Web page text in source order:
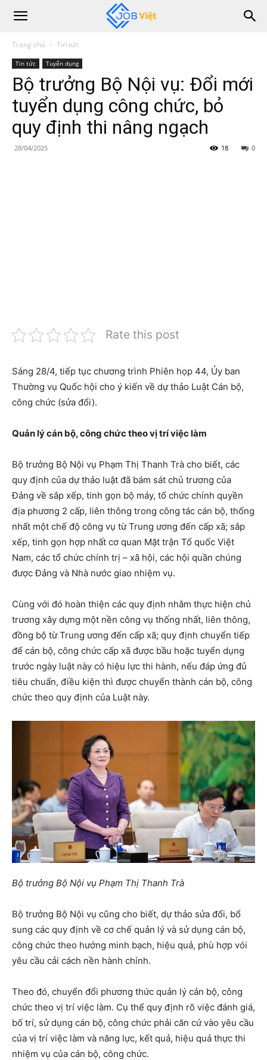
Trang chủ Tin tức
Tin tức Tuyển dụng
Bộ trưởng Bộ Nội vụ: Đổi mới
tuyển dụng công chức, bỏ
quy định thi nâng ngạch
28/04/2025 0
18
Rate this post
Sáng 28/4, tiếp tục chương trình Phiên họp 44, Ủy ban
Thường vụ Quốc hội cho ý kiến về dự thảo Luật Cán bộ,
công chức (sửa đổi).
Quản lý cán bộ, công chức theo vị trí việc làm
Bộ trưởng Bộ Nội vụ Phạm Thị Thanh Trà cho biết, các
quy định của dự thảo luật đã bám sát chủ trương của
Đảng về sắp xếp, tinh gọn bộ máy, tổ chức chính quyền
địa phương 2 cấp, liên thông trong công tác cán bộ, thống
nhất một chế độ công vụ từ Trung ương đến cấp xã; sắp
xếp, tinh gọn hợp nhất cơ quan Mặt trận Tổ quốc Việt
Nam, các tổ chức chính trị – xã hội, các hội quần chúng
được Đảng và Nhà nước giao nhiệm vụ.
Cùng với đó hoàn thiện các quy định nhằm thực hiện chủ
trương xây dựng một nền công vụ thống nhất, liên thông,
đồng bộ từ Trung ương đến cấp xã; quy định chuyển tiếp
để cán bộ, công chức cấp xã được bầu hoặc tuyển dụng
trước ngày luật này có hiệu lực thi hành, nếu đáp ứng đủ
tiêu chuẩn, điều kiện thì được chuyển thành cán bộ, công
chức theo quy định của Luật này.
Bộ trưởng Bộ Nội vụ Phạm Thị Thanh Trà
Bộ trưởng Bộ Nội vụ cũng cho biết, dự thảo sửa đổi, bổ
sung các quy định về cơ chế quản lý và sử dụng cán bộ,
công chức theo hướng minh bạch, hiệu quả, phù hợp vói
yêu cầu cải cách nền hành chính.
Theo đó, chuyển đổi phương thức quản lý cản bộ, công
chức theo vị trí việc làm. Cụ thể quy định rõ việc đánh giá,
bố trí, sử dụng cán bộ, công chức phải căn cứ vào yêu cầu
của vị trí việc làm và năng lực, kết quả, hiệu quả thực thi
nhiệm vụ của cán bộ, công chức.